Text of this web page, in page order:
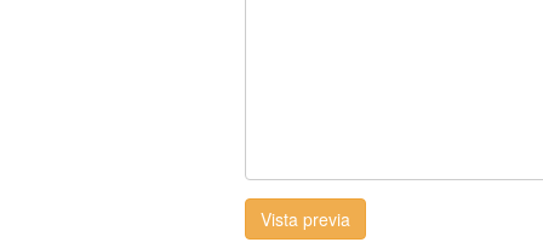
Vista previa